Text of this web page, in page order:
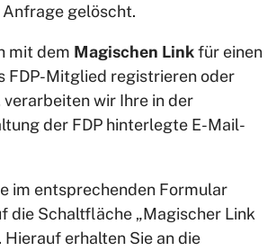
gelöscht.
mit dem Magischen Linkfür einen
FDP-Mitglied registrieren oder
wir Ihre in der
der FDP hinterlegte E-Mail-
im entsprechenden Formular
die Schaltfläche „Magischer Link
Hierauf erhalten Sie an die